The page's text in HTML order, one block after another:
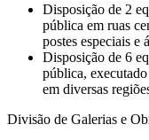
Disposição de 2
pública em ruas
postes especiais e
Disposição de 6
pública,
em diversas
Divisão de Galerias e